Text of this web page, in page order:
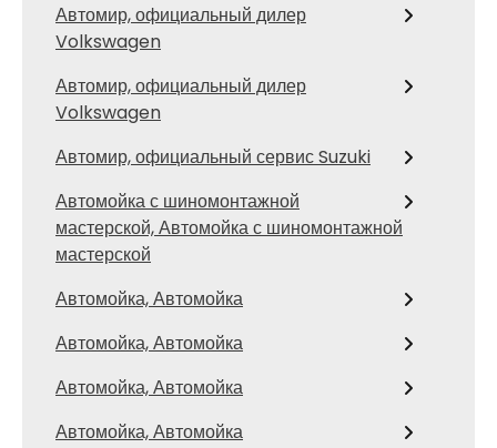
Автомир, официальный дилер
Volkswagen
Автомир, официальный дилер
Volkswagen
Автомир, официальный сервис Suzuki
Автомойка с шиномонтажной
мастерской, Автомойка с шиномонтажной
мастерской
Автомойка, Автомойка
Автомойка, Автомойка
Автомойка, Автомойка
Автомойка, Автомойка